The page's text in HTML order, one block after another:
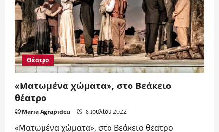
Θέατρο
«Ματωμένα χώματα», στο Βεάκειο
θέατρο
Maria Agrapidou 8 Ιουλίου 2022
«Ματωμένα χώματα», στο Βεάκειο θέατρο